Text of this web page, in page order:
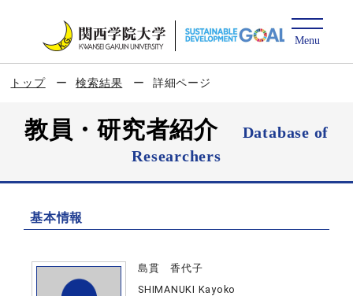
トップ 検索結果 詳細ページ
教員・研究者紹介
Database of
Researchers
基本情報
島貫 香代子
SHIMANUKI Kayoko